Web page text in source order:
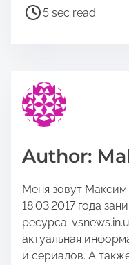
a
s
p
s
o
n
:
P
o
e
a
d
i
e
5 sec read
Author:
Меня зовут
18.03.2017 года
ресурса:
актуальная
и сериалов. А